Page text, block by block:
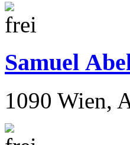
Samuel
1090 Wien,